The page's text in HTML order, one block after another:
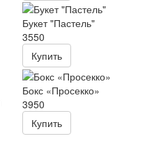
Букет "Пастель"
3550
Купить
Бокс «Просекко»
3950
Купить